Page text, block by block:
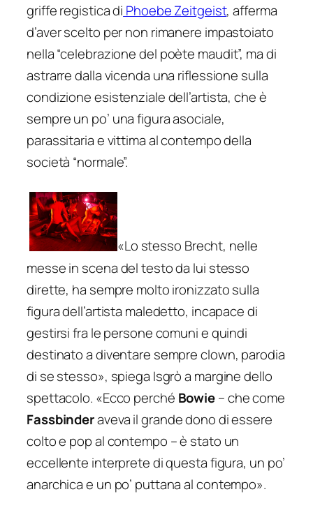
griffe registica di Phoebe Zeitgeist, afferma
d’aver scelto per non rimanere impastoiato
nella “celebrazione del poète maudit”, ma di
astrarre dalla vicenda una riflessione sulla
condizione esistenziale dell’artista, che è
sempre un po’ una figura asociale,
parassitaria e vittima al contempo della
società “normale”.
«Lo stesso Brecht, nelle
messe in scena del testo da lui stesso
dirette, ha sempre molto ironizzato sulla
figura dell’artista maledetto, incapace di
gestirsi fra le persone comuni e quindi
destinato a diventare sempre clown, parodia
di se stesso», spiega Isgrò a margine dello
spettacolo. «Ecco perché Bowie– che come
Fassbinderaveva il grande dono di essere
colto e pop al contempo – è stato un
eccellente interprete di questa figura, un po’
anarchica e un po’ puttana al contempo».